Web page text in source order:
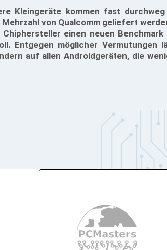
Kleingeräte kommen fast
von Qualcomm geliefert
Chiphersteller einen neuen
Entgegen möglicher
auf allen Androidgeräten, die